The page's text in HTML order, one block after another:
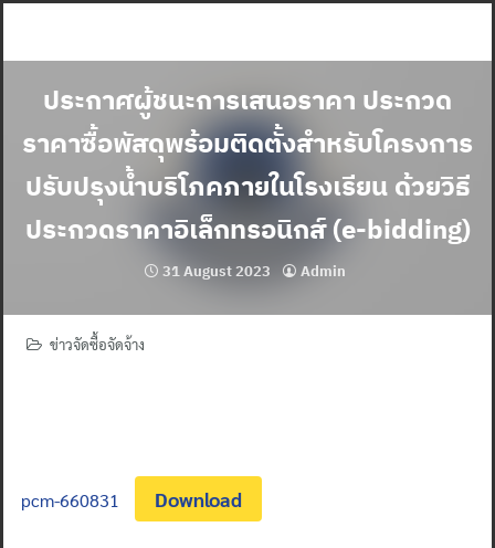
ประกาศผู้ชนะการเสนอราคา ประกวด
ราคาซื้อพัสดุพร้อมติดตั้งสำหรับโครงการ
ปรับปรุงน้ำบริโภคภายในโรงเรียน ด้วยวิธี
ประกวดราคาอิเล็กทรอนิกส์ (e-bidding)
31 August 2023 Admin
ข่าวจัดซื้อจัดจ้าง
pcm-660831 Download